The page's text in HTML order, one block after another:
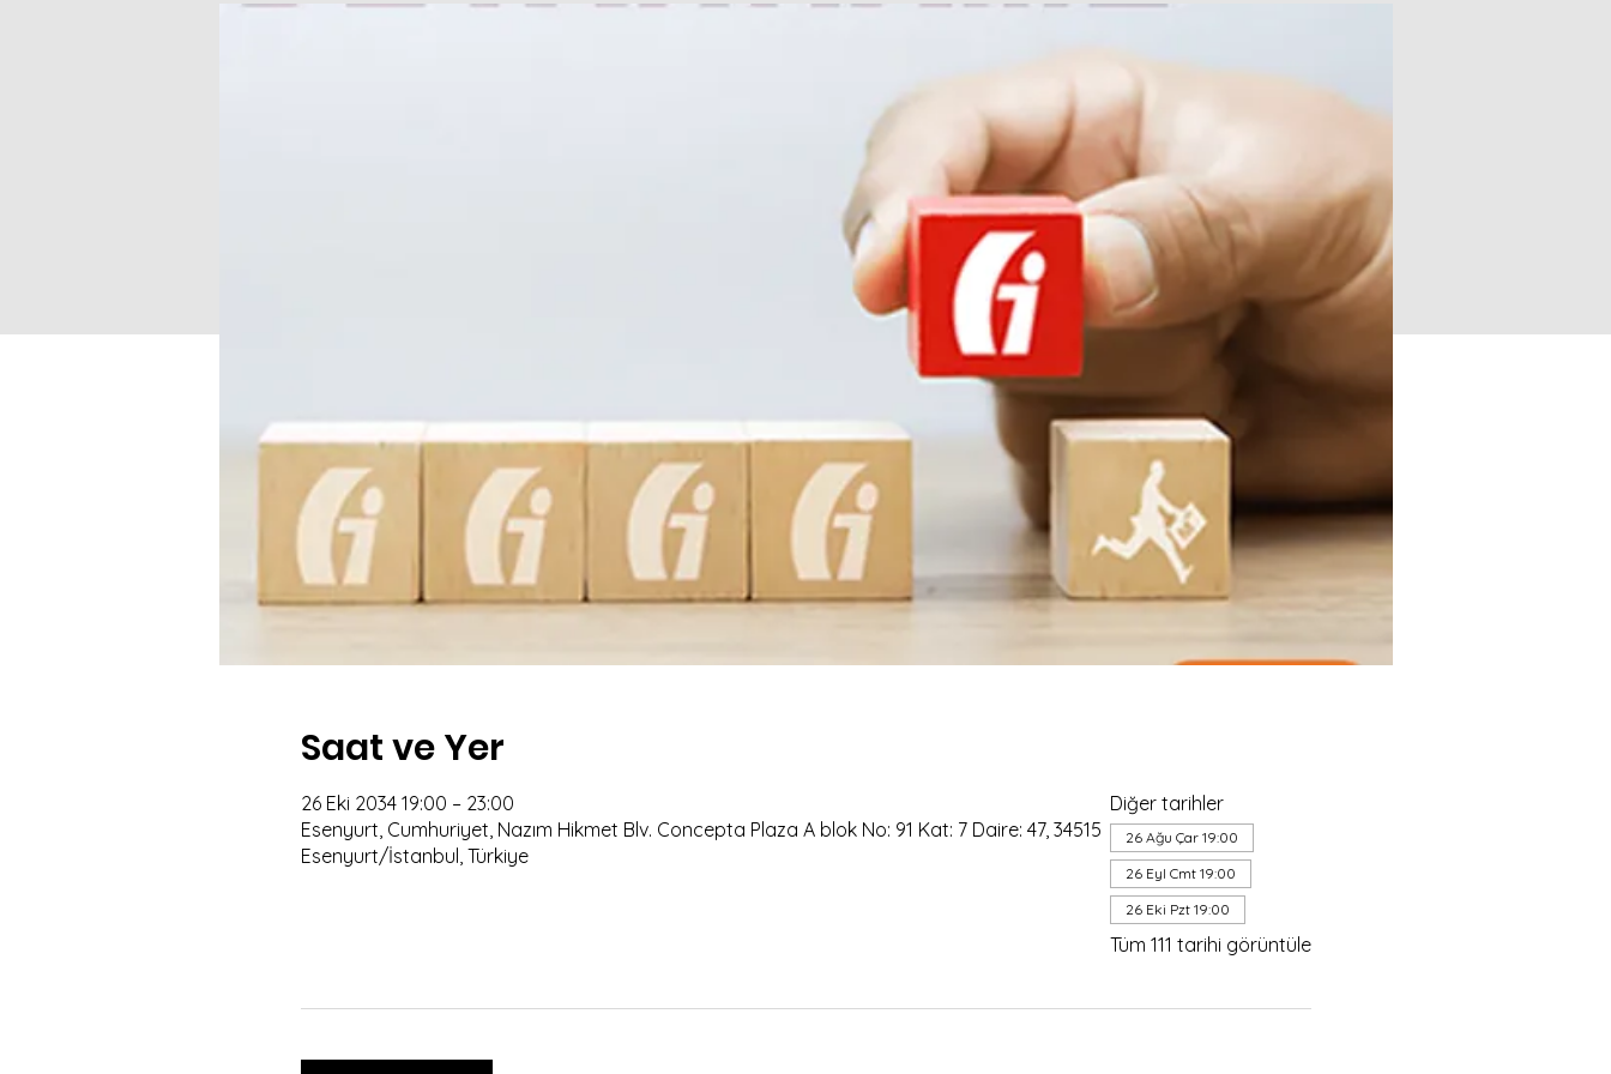
Saat ve Yer
26 Eki 2034 19:00 – 23:00
Esenyurt, Cumhuriyet, Nazım Hikmet Blv. Concepta Plaza A blok No: 91 Kat: 7 Daire: 47, 34515
Esenyurt/İstanbul, Türkiye
Diğer tarihler
26 Ağu Çar 19:00
26 Eyl Cmt 19:00
26 Eki Pzt 19:00
Tüm 111 tarihi görüntüle